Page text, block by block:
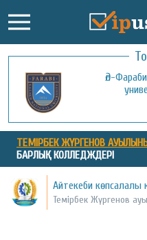
Әл-
ТЕМІРБЕК ЖҮРГЕНОВ
БАРЛЫҚ КОЛЛЕДЖДЕРІ
Айтекеби көпсалалы
Темірбек Жүргенов